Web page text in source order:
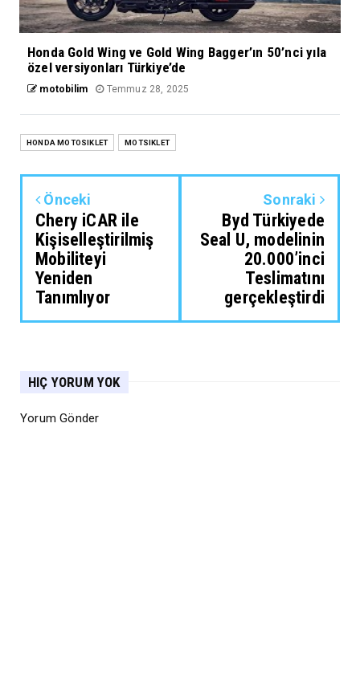
Honda Gold Wing ve Gold Wing Bagger’ın 50’nci yıla
özel versiyonları Türkiye’de
motobilim Temmuz 28, 2025
HONDA MOTOSIKLET MOTSIKLET
Önceki
Chery iCAR ile
Kişiselleştirilmiş
Mobiliteyi
Yeniden
Tanımlıyor
Sonraki
Byd Türkiyede
Seal U, modelinin
20.000’inci
Teslimatını
gerçekleştirdi
HIÇ YORUM YOK
Yorum Gönder